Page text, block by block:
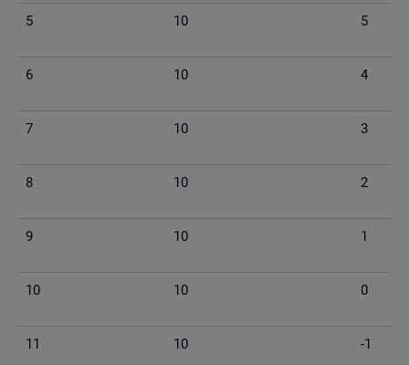
5 10 5
6 10 4
7 10 3
8 10 2
9 10 1
10 10 0
11 10 -1